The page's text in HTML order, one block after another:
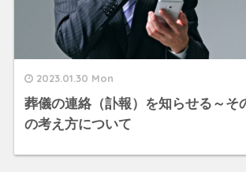
2023.01.30 Mon
葬儀の連絡（訃報）を知らせる～そ
の考え方について